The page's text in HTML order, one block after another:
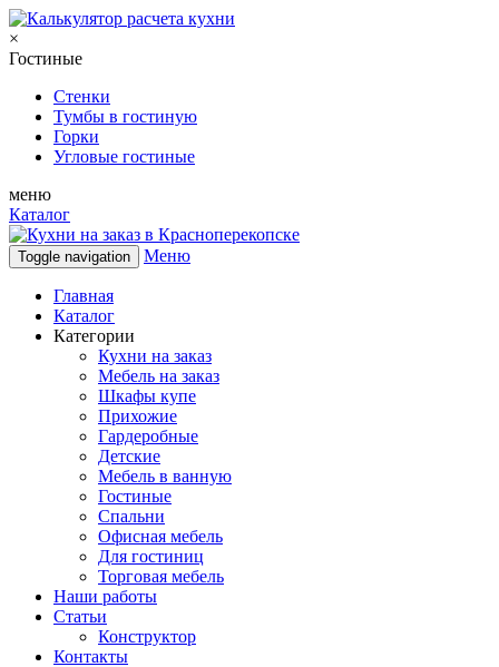
×
Гостиные
Стенки
Тумбы в гостиную
Горки
Угловые гостиные
меню
Каталог
Toggle navigation Меню
Главная
Каталог
Категории
Кухни на заказ
Мебель на заказ
Шкафы купе
Прихожие
Гардеробные
Детские
Мебель в ванную
Гостиные
Спальни
Офисная мебель
Для гостиниц
Торговая мебель
Наши работы
Статьи
Конструктор
Контакты